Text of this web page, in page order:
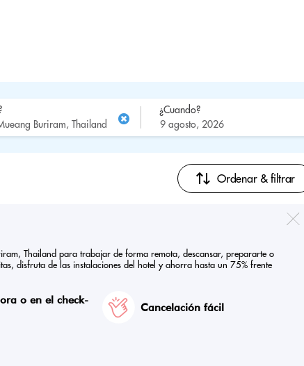
¿Cuando?
Ordenar & filtrar
Thailand para trabajar de forma remota, descansar, prepararte o
disfruta de las instalaciones del hotel y ahorra hasta un 75% frente
o en el check-
Cancelación fácil